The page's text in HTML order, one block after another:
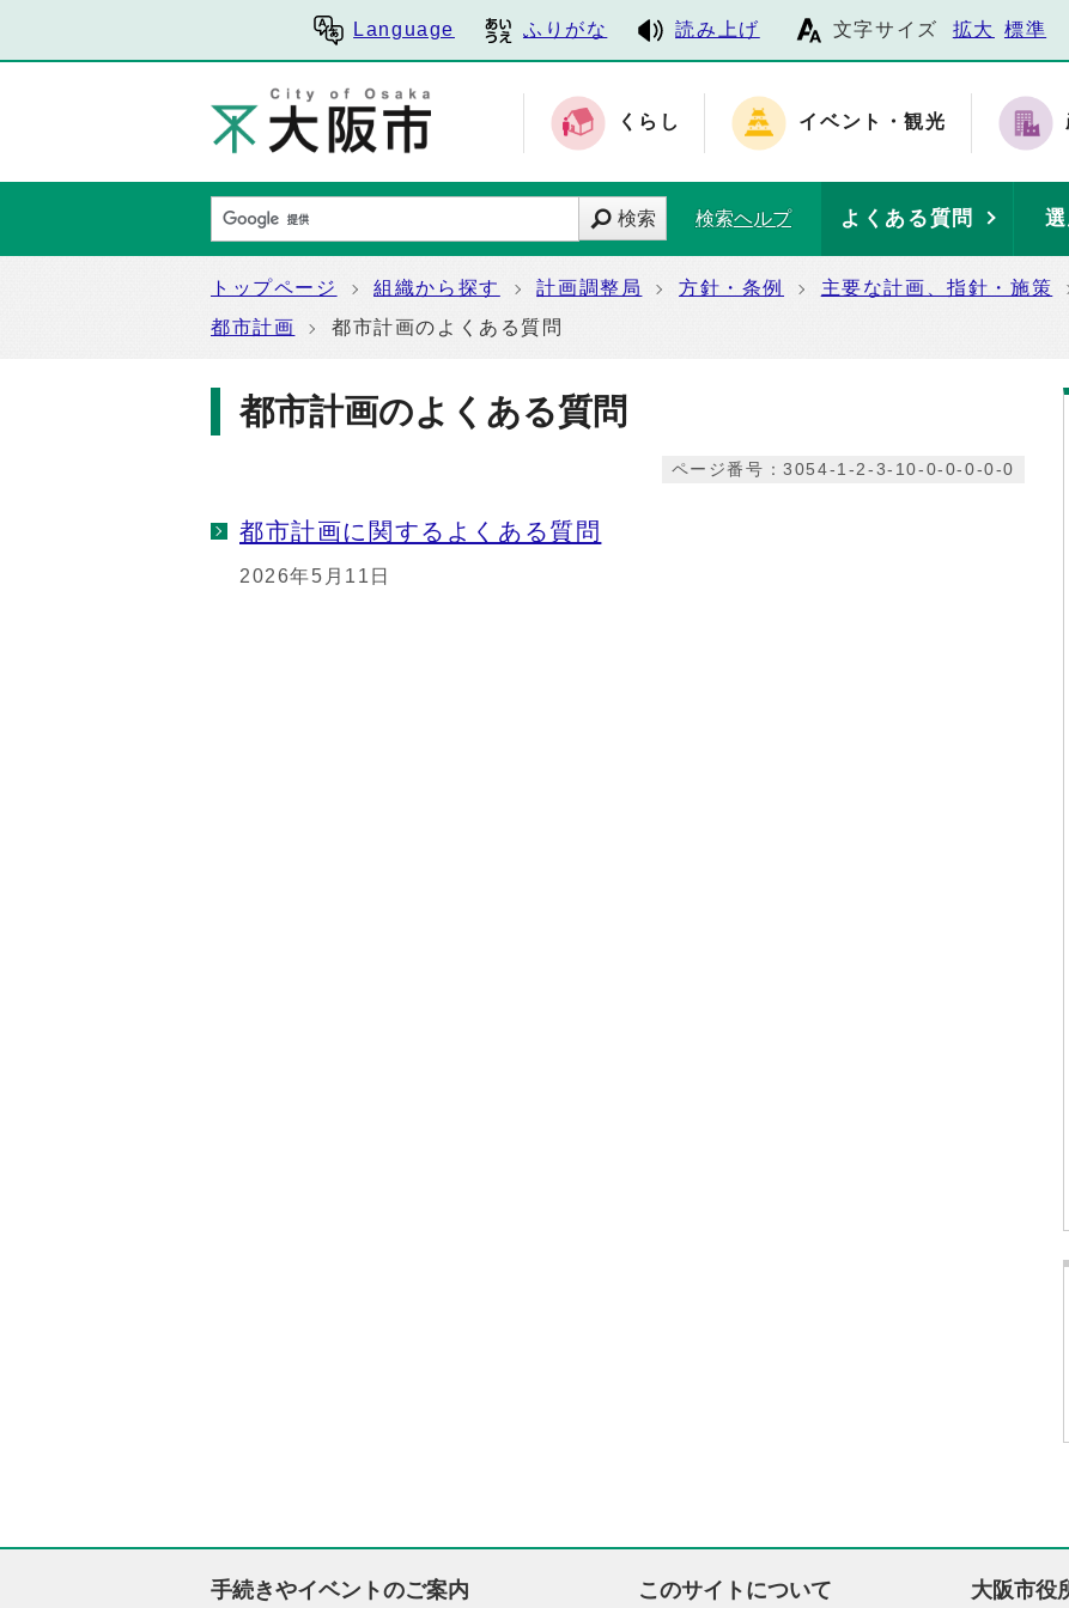
Language ふりがな 読み上げ 文字サイズ 拡大 標準
くらし イベント・観光
検索 検索ヘルプ よくある質問
トップページ 組織から探す 計画調整局 方針・条例 主要な計画、指針・施策
都市計画
都市計画のよくある質問
都市計画のよくある質問
ページ番号：3054-1-2-3-10-0-0-0-0-0
都市計画に関するよくある質問
2026年5月11日
手続きやイベントのご案内 このサイトについて 大阪市役